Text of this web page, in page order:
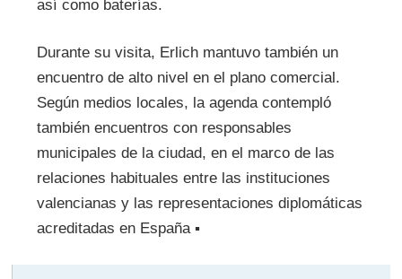
así como baterías.
Durante su visita, Erlich mantuvo también un
encuentro de alto nivel en el plano comercial.
Según medios locales, la agenda contempló
también encuentros con responsables
municipales de la ciudad, en el marco de las
relaciones habituales entre las instituciones
valencianas y las representaciones diplomáticas
acreditadas en España ▪